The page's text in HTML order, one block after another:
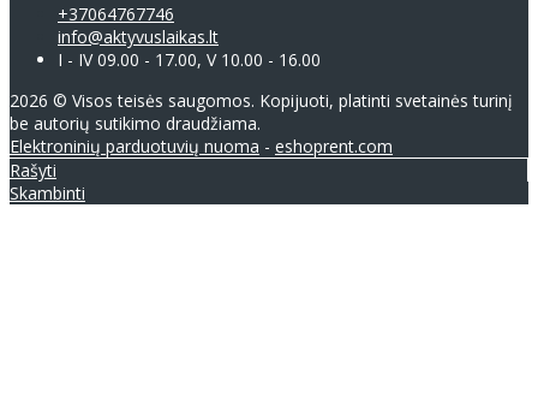
+37064767746
info@aktyvuslaikas.lt
I - IV 09.00 - 17.00, V 10.00 - 16.00
2026 © Visos teisės saugomos. Kopijuoti, platinti svetainės turinį
be autorių sutikimo draudžiama.
Elektroninių parduotuvių nuoma - eshoprent.com
Rašyti
Skambinti